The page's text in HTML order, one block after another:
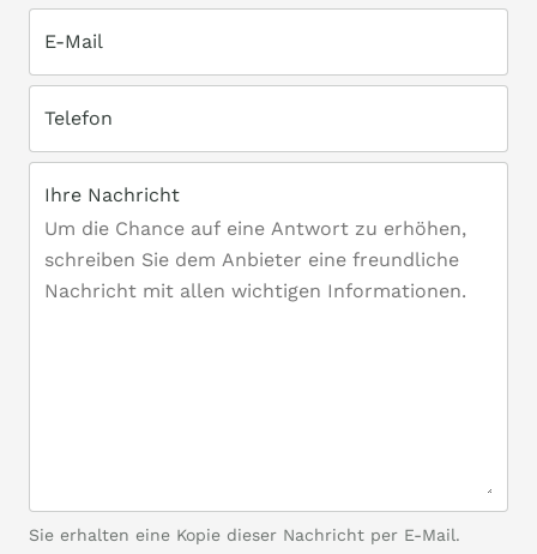
E-Mail
Telefon
Ihre Nachricht
Sie erhalten eine Kopie dieser Nachricht per E-Mail.